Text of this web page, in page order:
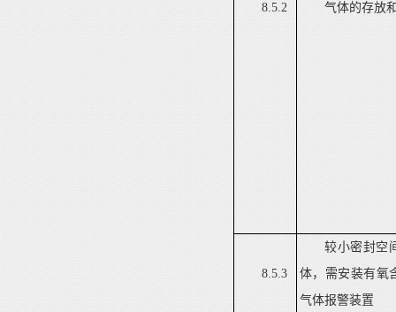
8.5.2 气体的存放
8.5.3
较小密封空
体，需安装有氧
气体报警装置